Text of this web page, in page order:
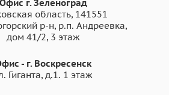
Офис г. Зеленоград
область, 141551
р-н, р.п. Андреевка,
дом 41/2, 3 этаж
- г. Воскресенск
Гиганта, д.1. 1 этаж